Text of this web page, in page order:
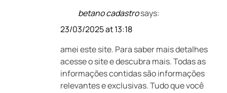
betano cadastrosays:
23/03/2025 at 13:18
amei este site. Para saber mais detalhes
acesse o site e descubra mais. Todas as
informações contidas são informações
relevantes e exclusivas. Tudo que você